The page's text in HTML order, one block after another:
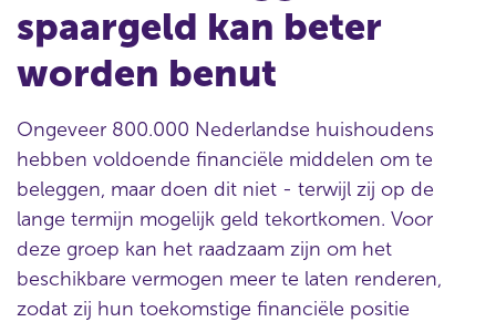
spaargeld kan beter
worden benut
Ongeveer 800.000 Nederlandse huishoudens
hebben voldoende financiële middelen om te
beleggen, maar doen dit niet - terwijl zij op de
lange termijn mogelijk geld tekortkomen. Voor
deze groep kan het raadzaam zijn om het
beschikbare vermogen meer te laten renderen,
zodat zij hun toekomstige financiële positie